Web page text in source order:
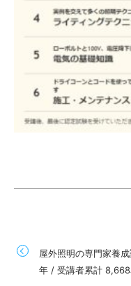
屋外照明の専門家養
年 / 受講者累計